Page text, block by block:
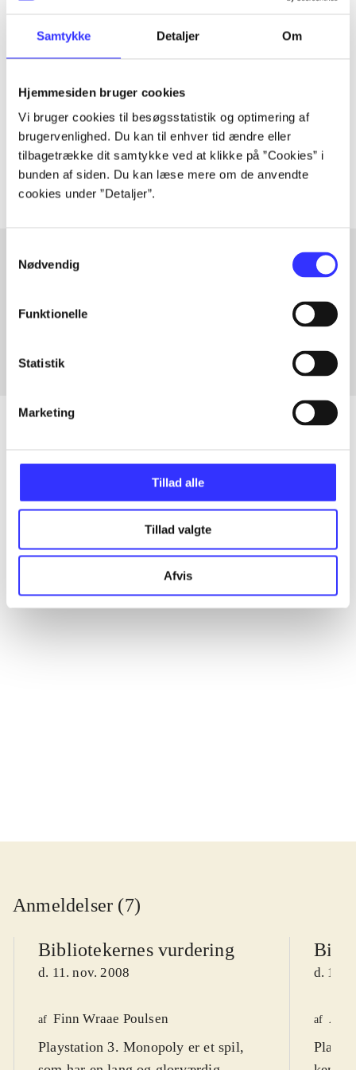
Samtykke Detaljer Om
Hjemmesiden bruger cookies
Vi bruger cookies til besøgsstatistik og optimering af
brugervenlighed. Du kan til enhver tid ændre eller
tilbagetrække dit samtykke ved at klikke på ”Cookies” i
bunden af siden. Du kan læse mere om de anvendte
cookies under ”Detaljer”.
Nødvendig
Funktionelle
Statistik
Marketing
Tillad alle
Tillad valgte
Afvis
Tidsskrift
Artiklen er en del af
Artiklerne i handler ofte om
Fra
...
Anmeldelser (7)
Bibliotekernes vurdering
d. 11. nov. 2008
af Finn Wraae Poulsen
Playstation 3. Monopoly er et spil,
d. 11.
af